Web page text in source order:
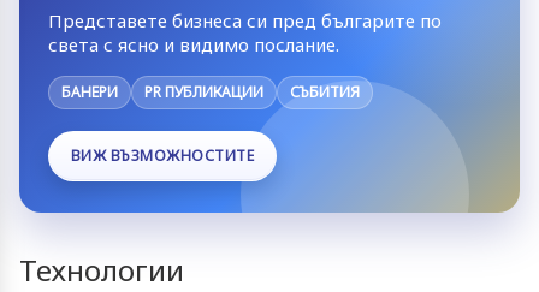
Представете бизнеса си пред българите по
света с ясно и видимо послание.
БАНЕРИ PR ПУБЛИКАЦИИ СЪБИТИЯ
ВИЖ ВЪЗМОЖНОСТИТЕ
Технологии